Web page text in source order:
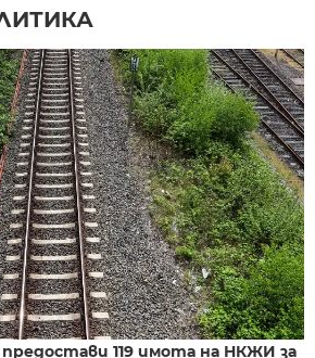
119 имота на НКЖИ за